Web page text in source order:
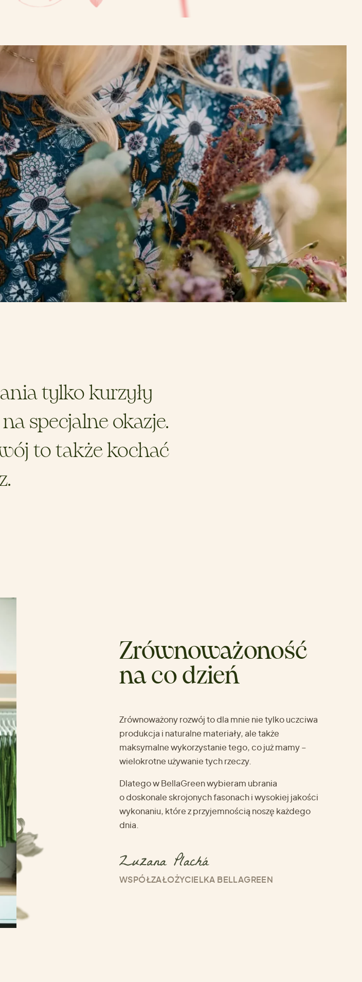
tylko kurzyły
specjalne okazje.
to także kochać
Zrównoważoność
na co dzień
Zrównoważony rozwój to dla mnie nie tylko uczciwa
produkcja i naturalne materiały, ale także
maksymalne wykorzystanie tego, co już mamy –
wielokrotne używanie tych rzeczy.
Dlatego w BellaGreen wybieram ubrania
o doskonale skrojonych fasonach i wysokiej jakości
wykonaniu, które z przyjemnością noszę każdego
dnia.
WSPÓŁZAŁOŻYCIELKA BELLAGREEN